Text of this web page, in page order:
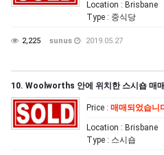
Location : Brisbane
Type : 중식당
2,225 sunus 2019.05.27
10. Woolworths 안에 위치한 스시숍 매
Price : 매매되었습니
Location : Brisbane
Type : 스시숍